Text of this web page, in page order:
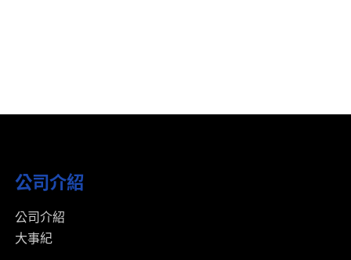
公司介紹
公司介紹
大事紀